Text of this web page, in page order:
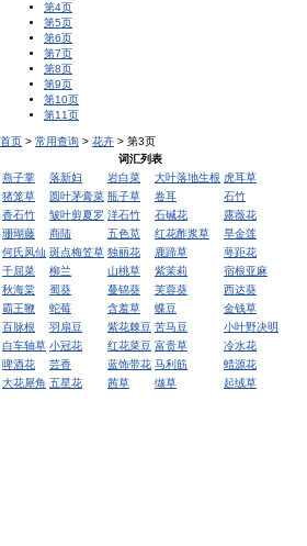
第4页
第5页
第6页
第7页
第8页
第9页
第10页
第11页
首页 > 常用查询 > 花卉 > 第3页
词汇列表
燕子掌
落新妇 岩白菜 大叶落地生根 虎耳草
猪笼草
圆叶茅膏菜 瓶子草 卷耳
石竹
香石竹
皱叶剪夏罗 洋石竹 石碱花
露薇花
珊瑚藤
商陆 五色苋 红花酢浆草
旱金莲
何氏凤仙 斑点梅笠草 独丽花 鹿蹄草
萼距花
千屈菜
柳兰 山桃草 紫茉莉
宿根亚麻
秋海棠
蜀葵 蔓锦葵 芙蓉葵
西达葵
霸王鞭
蛇莓 含羞草 蝶豆
金钱草
百脉根
羽扇豆 紫花棘豆 苦马豆
小叶野决明
白车轴草 小冠花 红花菜豆 富贵草
冷水花
啤酒花
芸香 蓝饰带花 马利筋
蜡源花
大花犀角 五星花 茜草 缬草 起绒草